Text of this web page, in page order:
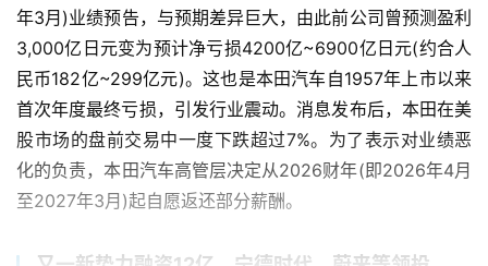
年3月)业绩预告，与预期差异巨大，由此前公司曾预测盈利
3,000亿日元变为预计净亏损4200亿~6900亿日元(约合人
民币182亿~299亿元)。这也是本田汽车自1957年上市以来
首次年度最终亏损，引发行业震动。消息发布后，本田在美
股市场的盘前交易中一度下跌超过7%。为了表示对业绩恶
化的负责，本田汽车高管层决定从2026财年(即2026年4月
至2027年3月)起自愿返还部分薪酬。